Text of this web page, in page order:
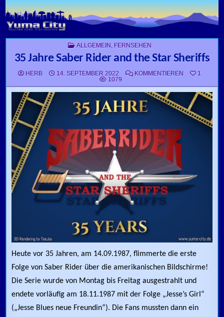
Skip to content
POSTED IN
ALLGEMEIN , FERNSEHEN
35 Jahre Saber Rider and the Star Sheriffs
HERB 14. SEPTEMBER 2022 KOMMENTIEREN ZU 35
1
1079
Heute vor 35 Jahren, am 14.09.1987, flimmerte die erste
Folge von Saber Rider über die amerikanischen Bildschirme!
Die Serie wurde von Montag bis Freitag ausgestrahlt und
endete vorläufig am 18.11.1987 mit der Folge „Jesse’s Girl“
(„Jesse Blues neue Freundin“). Die Fans mussten dann ein